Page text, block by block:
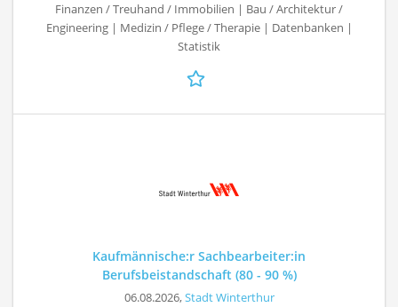
Finanzen / Treuhand / Immobilien | Bau / Architektur /
Engineering | Medizin / Pflege / Therapie | Datenbanken |
Statistik
Kaufmännische:r Sachbearbeiter:in
Berufsbeistandschaft (80 - 90 %)
06.08.2026,Stadt Winterthur